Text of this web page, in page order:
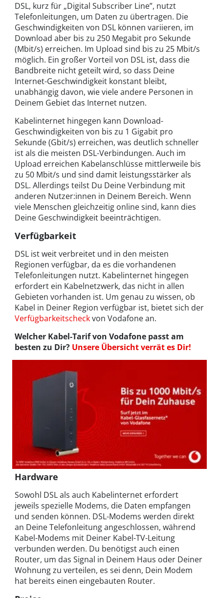
DSL, kurz für „Digital Subscriber Line”, nutzt
Telefonleitungen, um Daten zu übertragen. Die
Geschwindigkeiten von DSL können variieren, im
Download aber bis zu 250 Megabit pro Sekunde
(Mbit/s) erreichen. Im Upload sind bis zu 25 Mbit/s
möglich. Ein großer Vorteil von DSL ist, dass die
Bandbreite nicht geteilt wird, so dass Deine
Internet-Geschwindigkeit konstant bleibt,
unabhängig davon, wie viele andere Personen in
Deinem Gebiet das Internet nutzen.
Kabelinternet hingegen kann Download-
Geschwindigkeiten von bis zu 1 Gigabit pro
Sekunde (Gbit/s) erreichen, was deutlich schneller
ist als die meisten DSL-Verbindungen. Auch im
Upload erreichen Kabelanschlüsse mittlerweile bis
zu 50 Mbit/s und sind damit leistungsstärker als
DSL. Allerdings teilst Du Deine Verbindung mit
anderen Nutzer:innen in Deinem Bereich. Wenn
viele Menschen gleichzeitig online sind, kann dies
Deine Geschwindigkeit beeinträchtigen.
Verfügbarkeit
DSL ist weit verbreitet und in den meisten
Regionen verfügbar, da es die vorhandenen
Telefonleitungen nutzt. Kabelinternet hingegen
erfordert ein Kabelnetzwerk, das nicht in allen
Gebieten vorhanden ist. Um genau zu wissen, ob
Kabel in Deiner Region verfügbar ist, bietet sich der
Verfügbarkeitscheckvon Vodafone an.
Welcher Kabel-Tarif von Vodafone passt am
besten zu Dir? Unsere Übersicht verrät es Dir!
Hardware
Sowohl DSL als auch Kabelinternet erfordert
jeweils spezielle Modems, die Daten empfangen
und senden können. DSL-Modems werden direkt
an Deine Telefonleitung angeschlossen, während
Kabel-Modems mit Deiner Kabel-TV-Leitung
verbunden werden. Du benötigst auch einen
Router, um das Signal in Deinem Haus oder Deiner
Wohnung zu verteilen, es sei denn, Dein Modem
hat bereits einen eingebauten Router.